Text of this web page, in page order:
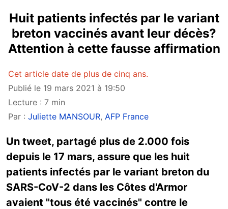
Huit patients infectés par le variant
breton vaccinés avant leur décès?
Attention à cette fausse affirmation
Cet article date de plus de cinq ans.
Publié le 19 mars 2021 à 19:50
Lecture : 7 min
Par : Juliette MANSOUR, AFP France
Un tweet, partagé plus de 2.000 fois
depuis le 17 mars, assure que les huit
patients infectés par le variant breton du
SARS-CoV-2 dans les Côtes d'Armor
avaient "tous été vaccinés" contre le